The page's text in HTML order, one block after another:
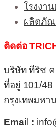
โรงงา
ผลิตภัณ
ติดต่อ
บริษัท ทีริช
ที่อยู่ 101/48
กรุงเทพมหา
Email :